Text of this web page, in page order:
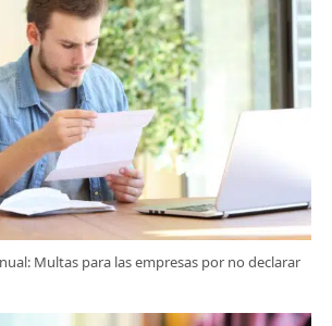
Multas para las empresas por no declarar